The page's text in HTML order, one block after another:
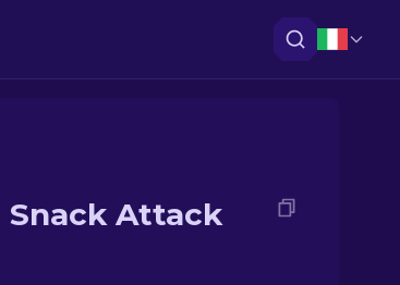
Snack Attack